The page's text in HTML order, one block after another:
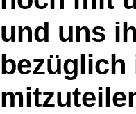
und uns